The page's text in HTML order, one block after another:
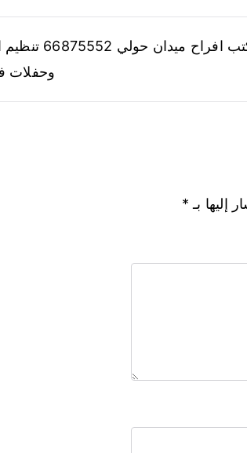
مكتب افراح ميدان
وحفلات
إليها بـ *